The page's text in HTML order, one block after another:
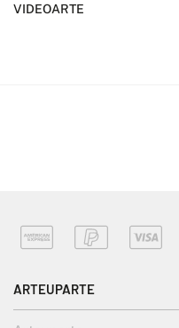
VIDEOARTE
ARTEUPARTE